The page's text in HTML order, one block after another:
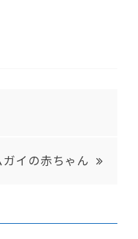
イの赤ちゃん